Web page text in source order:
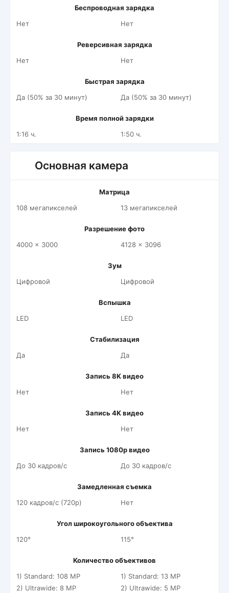
Беспроводная зарядка
Нет
Нет
Реверсивная зарядка
Нет
Нет
Быстрая зарядка
Да (50% за 30 минут)
Да (50% за 30 минут)
Время полной зарядки
1:16 ч.
1:50 ч.
Основная камера
Матрица
108 мегапикселей
13 мегапикселей
Разрешение фото
4000 x 3000
4128 x 3096
Зум
Цифровой
Цифровой
Вспышка
LED
LED
Стабилизация
Да
Да
Запись 8K видео
Нет
Нет
Запись 4K видео
Нет
Нет
Запись 1080p видео
До 30 кадров/c
До 30 кадров/c
Замедленная съемка
120 кадров/c (720p)
Нет
Угол широкоугольного объектива
120°
115°
Количество объективов
1) Standard: 108 MP
2) Ultrawide: 8 MP
1) Standard: 13 MP
2) Ultrawide: 5 MP